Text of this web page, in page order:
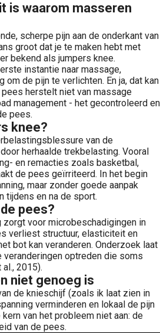
is waarom masseren
scherpe pijn aan de onderkant van
groot dat je te maken hebt met
bekend als jumpers knee.
instantie naar massage,
de pijn te verlichten. En ja, dat kan
herstelt niet van massage
management - het gecontroleerd en
pees.
knee?
van de
herhaalde trekbelasting. Vooral
en remacties zoals basketbal,
de pees geïrriteerd. In het begin
maar zonder goede aanpak
tijdens en na de sport.
pees?
voor microbeschadigingen in
verliest structuur, elasticiteit en
bot kan veranderen. Onderzoek laat
optreden die soms
2015).
niet genoeg is
de knieschijf (zoals ik laat zien in
verminderen en lokaal de pijn
van het probleem niet aan: de
van de pees.